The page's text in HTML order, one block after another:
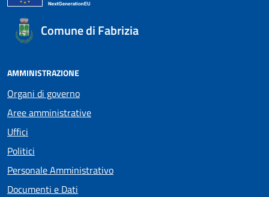
Comune di Fabrizia
AMMINISTRAZIONE
Organi di governo
Aree amministrative
Uffici
Politici
Personale Amministrativo
Documenti e Dati